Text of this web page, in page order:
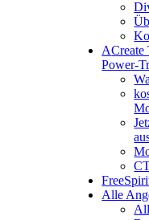
ACreate
Power-
Alle